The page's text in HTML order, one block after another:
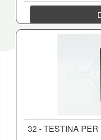
32 - TESTINA